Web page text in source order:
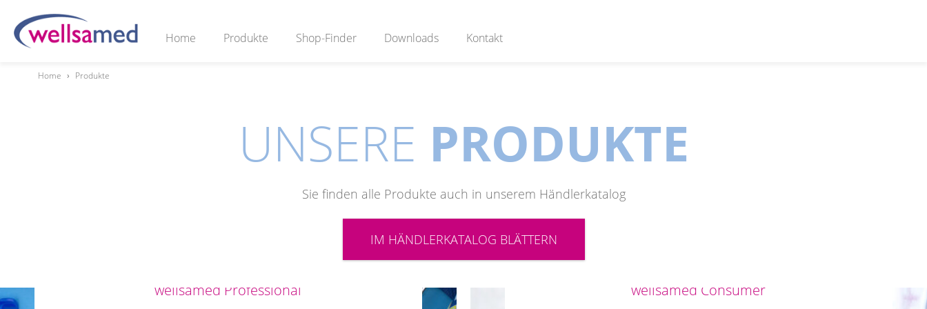
Home Produkte Shop-Finder Downloads Kontakt
Home › Produkte
UNSERE PRODUKTE
Sie finden alle Produkte auch in unserem Händlerkatalog
IM HÄNDLERKATALOG BLÄTTERN
wellsamed Professional wellsamed Consumer